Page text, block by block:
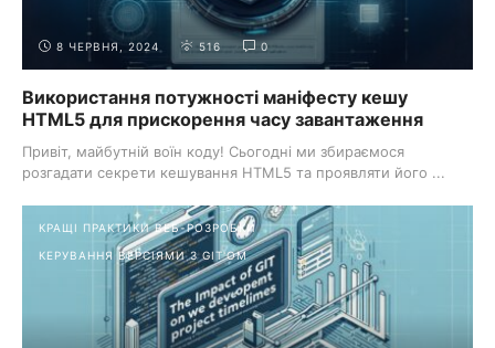
8 ЧЕРВНЯ, 2024 516 0
Використання потужності маніфесту кешу
HTML5 для прискорення часу завантаження
Привіт, майбутній воїн коду! Сьогодні ми збираємося
розгадати секрети кешування HTML5 та проявляти його ...
КРАЩІ ПРАКТИКИ ВЕБ-РОЗРОБКИ
КЕРУВАННЯ ВЕРСІЯМИ З GIT'ОМ